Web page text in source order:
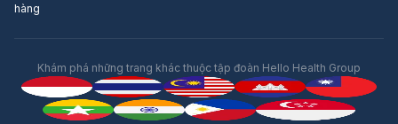
hàng
Khám phá những trang khác thuộc tập đoàn Hello Health Group